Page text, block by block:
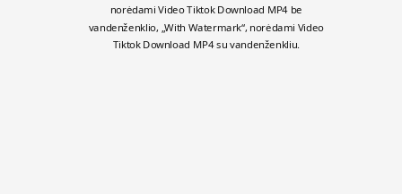
norėdami Video Tiktok Download MP4 be
vandenženklio, „With Watermark“, norėdami Video
Tiktok Download MP4 su vandenženkliu.